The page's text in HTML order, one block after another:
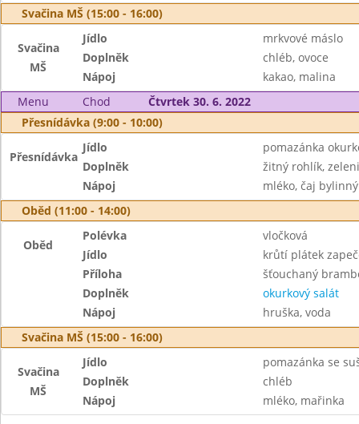
Svačina MŠ (15:00 - 16:00)
Svačina
MŠ
Jídlo
mrkvové máslo
Doplněk
chléb, ovoce
Nápoj
kakao, malina
Menu
Chod
Čtvrtek 30. 6. 2022
Přesnídávka (9:00 - 10:00)
Přesnídávka
Jídlo
pomazánka
Doplněk
žitný rohlík,
Nápoj
mléko, čaj bylinný
Oběd (11:00 - 14:00)
Oběd
Polévka
vločková
Jídlo
krůtí plátek
Příloha
šťouchaný
Doplněk
okurkový salát
Nápoj
hruška, voda
Svačina MŠ (15:00 - 16:00)
Svačina
MŠ
Jídlo
pomazánka se
Doplněk
chléb
Nápoj
mléko, mařinka